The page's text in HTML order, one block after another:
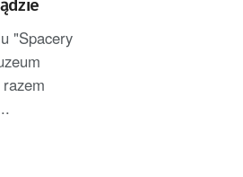
"Spacery